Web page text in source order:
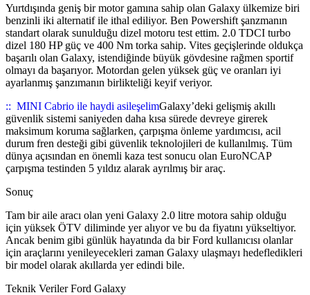
Yurtdışında geniş bir motor gamına sahip olan Galaxy ülkemize biri
benzinli iki alternatif ile ithal ediliyor. Ben Powershift şanzmanın
standart olarak sunulduğu dizel motoru test ettim. 2.0 TDCI turbo
dizel 180 HP güç ve 400 Nm torka sahip. Vites geçişlerinde oldukça
başarılı olan Galaxy, istendiğinde büyük gövdesine rağmen sportif
olmayı da başarıyor. Motordan gelen yüksek güç ve oranları iyi
ayarlanmış şanzımanın birlikteliği keyif veriyor.
:: MINI Cabrio ile haydi asileşelimGalaxy’deki gelişmiş akıllı
güvenlik sistemi saniyeden daha kısa sürede devreye girerek
maksimum koruma sağlarken, çarpışma önleme yardımcısı, acil
durum fren desteği gibi güvenlik teknolojileri de kullanılmış. Tüm
dünya açısından en önemli kaza test sonucu olan EuroNCAP
çarpışma testinden 5 yıldız alarak ayrılmış bir araç.
Sonuç
Tam bir aile aracı olan yeni Galaxy 2.0 litre motora sahip olduğu
için yüksek ÖTV diliminde yer alıyor ve bu da fiyatını yükseltiyor.
Ancak benim gibi günlük hayatında da bir Ford kullanıcısı olanlar
için araçlarını yenileyecekleri zaman Galaxy ulaşmayı hedefledikleri
bir model olarak akıllarda yer edindi bile.
Teknik Veriler Ford Galaxy